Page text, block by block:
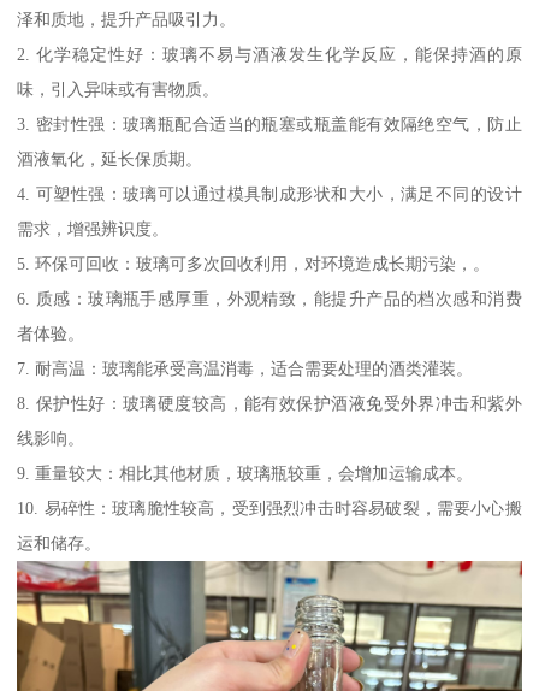
泽和质地，提升产品吸引力。
2. 化学稳定性好：玻璃不易与酒液发生化学反应，能保持酒的原
味，引入异味或有害物质。
3. 密封性强：玻璃瓶配合适当的瓶塞或瓶盖能有效隔绝空气，防止
酒液氧化，延长保质期。
4. 可塑性强：玻璃可以通过模具制成形状和大小，满足不同的设计
需求，增强辨识度。
5. 环保可回收：玻璃可多次回收利用，对环境造成长期污染，。
6. 质感：玻璃瓶手感厚重，外观精致，能提升产品的档次感和消费
者体验。
7. 耐高温：玻璃能承受高温消毒，适合需要处理的酒类灌装。
8. 保护性好：玻璃硬度较高，能有效保护酒液免受外界冲击和紫外
线影响。
9. 重量较大：相比其他材质，玻璃瓶较重，会增加运输成本。
10. 易碎性：玻璃脆性较高，受到强烈冲击时容易破裂，需要小心搬
运和储存。